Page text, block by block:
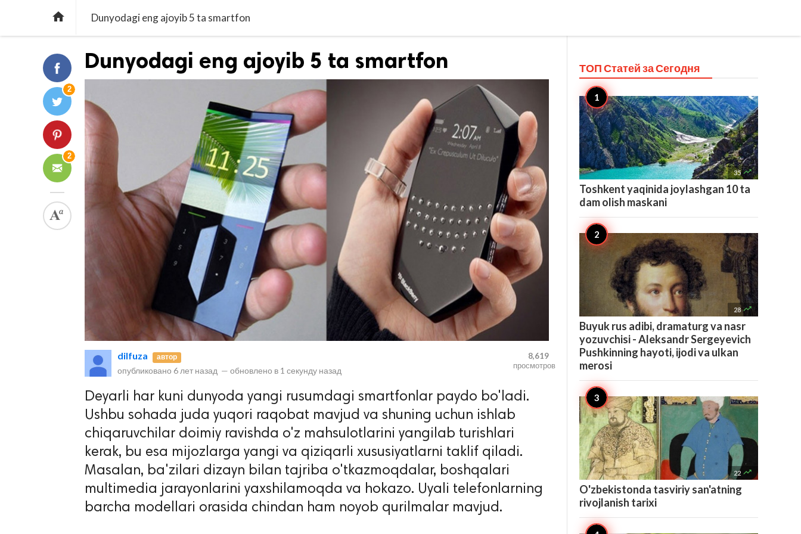
 Dunyodagi eng ajoyib 5 ta smartfon
2
2
Dunyodagi eng ajoyib 5 ta smartfon
dilfuza автор
опубликовано 6 лет назад — обновлено в 1 секунду назад
8,619
просмотров
Deyarli har kuni dunyoda yangi rusumdagi smartfonlar paydo bo'ladi.
Ushbu sohada juda yuqori raqobat mavjud va shuning uchun ishlab
chiqaruvchilar doimiy ravishda o'z mahsulotlarini yangilab turishlari
kerak, bu esa mijozlarga yangi va qiziqarli xususiyatlarni taklif qiladi.
Masalan, ba'zilari dizayn bilan tajriba o'tkazmoqdalar, boshqalari
multimedia jarayonlarini yaxshilamoqda va hokazo. Uyali telefonlarning
barcha modellari orasida chindan ham noyob qurilmalar mavjud.
ТОП Статей заСегодня
35 
Toshkent yaqinida joylashgan 10 ta
dam olish maskani
28 
Buyuk rus adibi, dramaturg va nasr
yozuvchisi - Aleksandr Sergeyevich
Pushkinning hayoti, ijodi va ulkan
merosi
22 
O'zbekistonda tasviriy san'atning
rivojlanish tarixi